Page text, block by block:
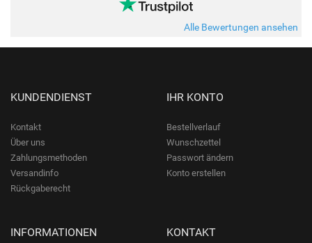
Alle Bewertungen ansehen
KUNDENDIENST
Kontakt
Über uns
Zahlungsmethoden
Versandinfo
Rückgaberecht
IHR KONTO
Bestellverlauf
Wunschzettel
Passwort ändern
Konto erstellen
INFORMATIONEN KONTAKT